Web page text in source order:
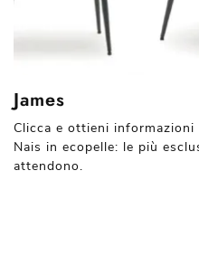
James
Clicca e ottieni informazioni
Nais in ecopelle: le più
attendono.